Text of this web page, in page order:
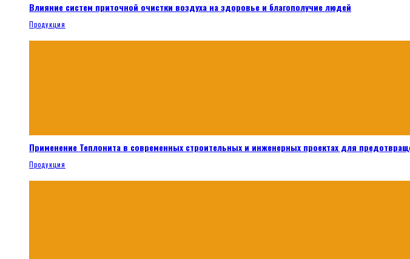
Влияние систем приточной очистки воздуха на здоровье и благополучие людей
Продукция
Применение Теплонита в современных строительных и инженерных проектах для
Продукция